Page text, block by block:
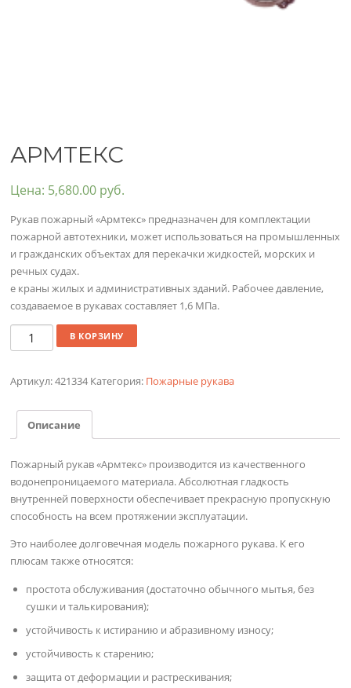
АРМТЕКС
Цена: 5,680.00 руб.
Рукав пожарный «Армтекс» предназначен для комплектации
пожарной автотехники, может использоваться на промышленных
и гражданских объектах для перекачки жидкостей, морских и
речных судах.
е краны жилых и административных зданий. Рабочее давление,
создаваемое в рукавах составляет 1,6 МПа.
Количество
В КОРЗИНУ
Артикул:421334 Категория: Пожарные рукава
Описание
Пожарный рукав «Армтекс» производится из качественного
водонепроницаемого материала. Абсолютная гладкость
внутренней поверхности обеспечивает прекрасную пропускную
способность на всем протяжении эксплуатации.
Это наиболее долговечная модель пожарного рукава. К его
плюсам также относятся:
простота обслуживания (достаточно обычного мытья, без
сушки и талькирования);
устойчивость к истиранию и абразивному износу;
устойчивость к старению;
защита от деформации и растрескивания;